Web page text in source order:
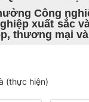
Công
xuất sắc
thương mại
(thực hiện)